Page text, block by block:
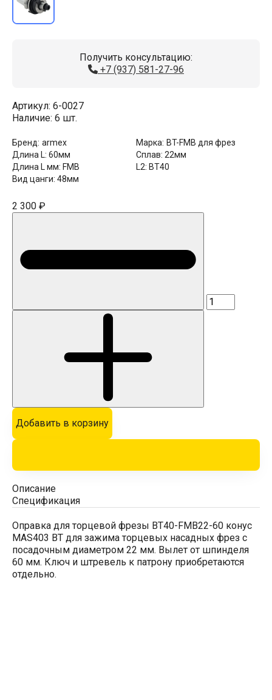
Получить консультацию:
+7 (937) 581-27-96
Артикул: 6-0027
Наличие: 6 шт.
Бренд: armex Марка: BT-FMB для фрез
Длина L: 60мм Сплав: 22мм
Длина L мм: FMB L2: BT40
Вид цанги: 48мм
2 300 ₽
Добавить в корзину
Описание
Спецификация
Оправка для торцевой фрезы BT40-FMB22-60 конус
MAS403 BT для зажима торцевых насадных фрез с
посадочным диаметром 22 мм. Вылет от шпинделя
60 мм. Ключ и штревель к патрону приобретаются
отдельно.